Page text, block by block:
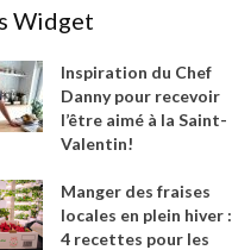
Widget
Inspiration du Chef
Danny pour recevoir
l’être aimé à la Saint-
Valentin!
Manger des fraises
locales en plein hiver :
4 recettes pour les